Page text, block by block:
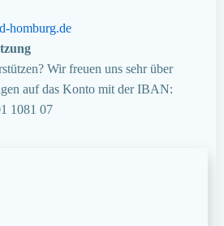
homburg.de
Wir freuen uns sehr über
auf das Konto mit der IBAN:
1081 07